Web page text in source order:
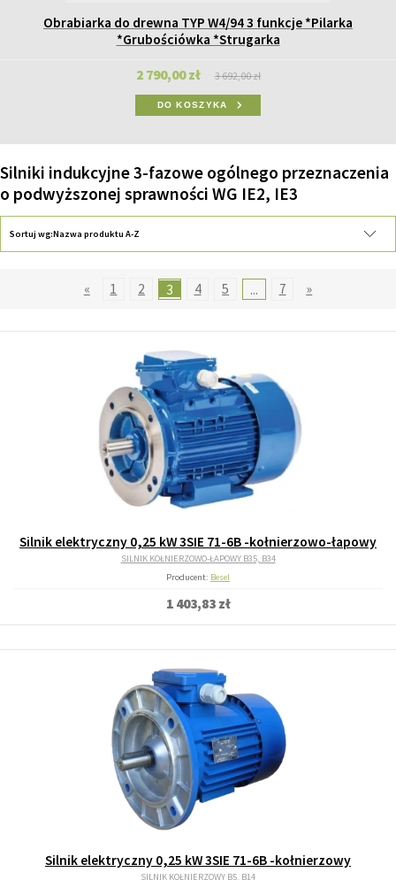
Obrabiarka do drewna TYP W4/94 3 funkcje *Pilarka
*Grubościówka *Strugarka
2 790,00 zł 3 692,00 zł
DO KOSZYKA
Silniki indukcyjne 3-fazowe ogólnego przeznaczenia
o podwyższonej sprawności WG IE2, IE3
Sortuj wg:Nazwa produktu A-Z
« 1 2 3 4 5 ... 7 »
Silnik elektryczny 0,25 kW 3SIE 71-6B -kołnierzowo-łapowy
SILNIK KOŁNIERZOWO-ŁAPOWY B35, B34
Producent: Besel
1 403,83 zł
Silnik elektryczny 0,25 kW 3SIE 71-6B -kołnierzowy
SILNIK KOŁNIERZOWY B5, B14